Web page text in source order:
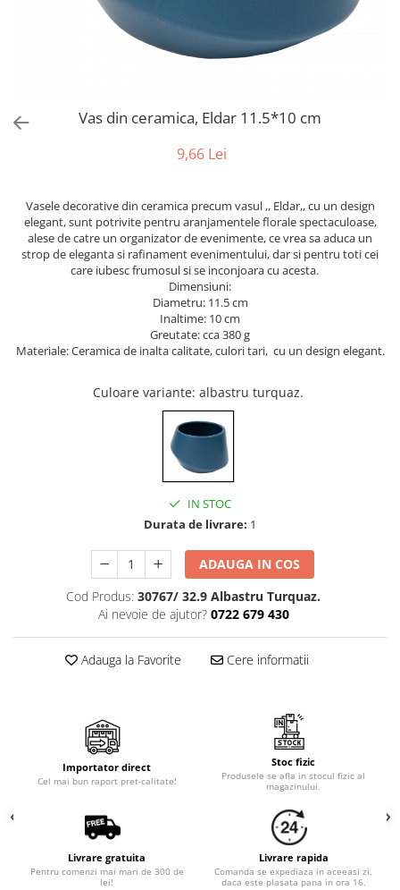
Scaune
Bujor
Lavanda
Minirosa
Ranunculus
Flori de camp
Cap minirosa
Cap orhidee phalaenopsis
Crengi decorative
Kit-uri Baloane
Rafii, clipsuri,pompe
Ochelari party
Ghirlande
Lumanari si accesorii tort
Panou decorativ
Pompoane
Tun Confetti
Petrecere Tematica
Vas din ceramica, Eldar 11.5*10 cm
9,66 Lei
Vasele decorative din ceramica precum vasul ,, Eldar,, cu un design
elegant, sunt potrivite pentru aranjamentele florale spectaculoase,
alese de catre un organizator de evenimente, ce vrea sa aduca un
strop de eleganta si rafinament evenimentului, dar si pentru toti cei
care iubesc frumosul si se inconjoara cu acesta.
Dimensiuni:
Diametru: 11.5 cm
Inaltime: 10 cm
Greutate: cca 380 g
Materiale: Ceramica de inalta calitate, culori tari, cu un design elegant.
Culoare variante: albastru turquaz.
IN STOC
Durata de livrare: 1
ADAUGA IN COS
Cod Produs: 30767/ 32.9 Albastru Turquaz.
Ai nevoie de ajutor? 0722 679 430
Adauga la Favorite Cere informatii
Importator direct
Cel mai bun raport pret-calitate!
Stoc fizic
Produsele se afla in stocul fizic al
magazinului.
Livrare gratuita
Pentru comenzi mai mari de 300 de
lei!
Livrare rapida
Comanda se expediaza in aceeasi zi,
daca este plasata pana in ora 16.